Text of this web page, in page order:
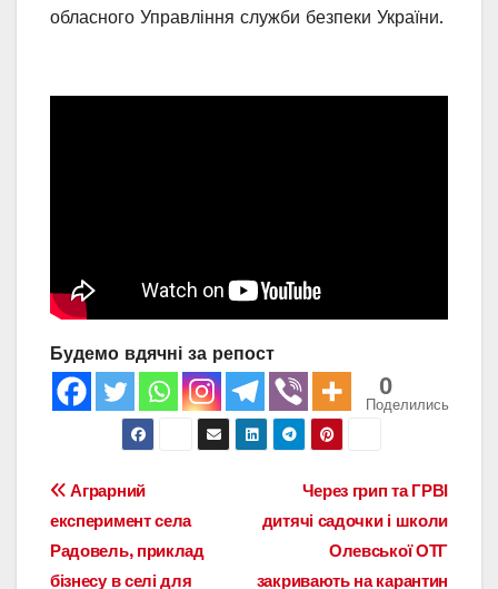
обласного Управління служби безпеки України.
Будемо вдячні за репост
0
Поделились
Навигация
по
Через грип та ГРВІ
дитячі садочки і школи
Олевської ОТГ
закривають на карантин
Аграрний
експеримент села
Радовель, приклад
бізнесу в селі для